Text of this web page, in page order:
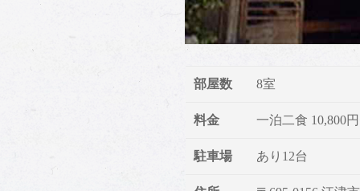
部屋数 8室
料金 一泊二食 10,800
駐車場 あり12台